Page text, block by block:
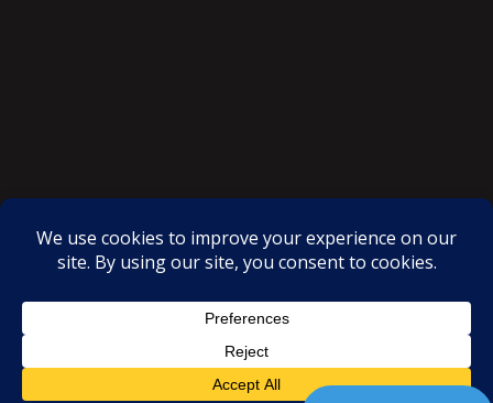
Proudly powered by WordPress |Theme: SuperMag byAcme